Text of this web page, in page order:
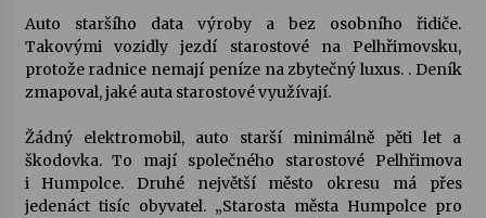
Pozvánka na integrační festival Quijotova
šedesátka: 28. 7.–1. 8. 2026
28. 7. 2026
Letní koncerty ve Stromovce: Kolchoz a
Jenakaši
28. 7. 2026
Auto staršího data výroby a bez osobního řidiče.
Takovými vozidly jezdí starostové na Pelhřimovsku,
protože radnice nemají peníze na zbytečný luxus. . Deník
zmapoval, jaké auta starostové využívají.
Žádný elektromobil, auto starší minimálně pěti let a
škodovka. To mají společného starostové Pelhřimova
i Humpolce. Druhé největší město okresu má přes
jedenáct tisíc obyvatel. „Starosta města Humpolce pro